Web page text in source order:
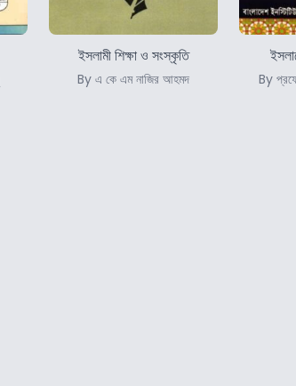
ইসলামী শিক্ষা ও সংস্কৃতি
By এ কে এম নাজির আহমদ By